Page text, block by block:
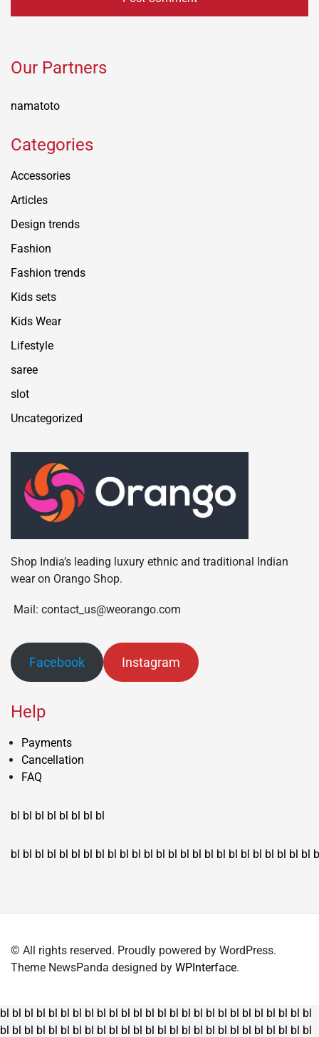
Our Partners
namatoto
Categories
Accessories
Articles
Design trends
Fashion
Fashion trends
Kids sets
Kids Wear
Lifestyle
saree
slot
Uncategorized
Shop India’s leading luxury ethnic and traditional Indian
wear on Orango Shop.
Mail: contact_us@weorango.com
Facebook Instagram
Help
Payments
Cancellation
FAQ
bl bl bl bl bl bl bl bl
bl bl bl bl bl bl bl bl bl bl bl bl bl bl bl bl bl bl bl bl bl bl bl bl bl
© All rights reserved. Proudly powered by WordPress.
Theme NewsPanda designed by WPInterface.
bl bl bl bl bl bl bl bl bl bl bl bl bl bl bl bl bl bl bl bl bl bl bl bl bl bl
bl bl bl bl bl bl bl bl bl bl bl bl bl bl bl bl bl bl bl bl bl bl bl bl bl bl